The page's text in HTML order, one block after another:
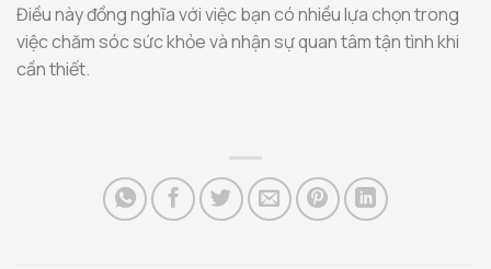
Điều này đồng nghĩa với việc bạn có nhiều lựa chọn trong
việc chăm sóc sức khỏe và nhận sự quan tâm tận tình khi
cần thiết.